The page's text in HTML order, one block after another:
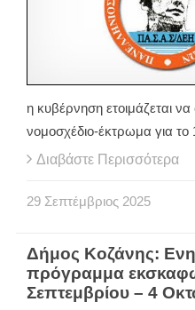
η κυβέρνηση ετοιμάζεται
νομοσχέδιο-έκτρωμα για
Διαβάστε Περισσότερα
29 Σεπτέμβριος 2025
Δήμος Κοζάνης:
πρόγραμμα
Σεπτεμβρίου – 4